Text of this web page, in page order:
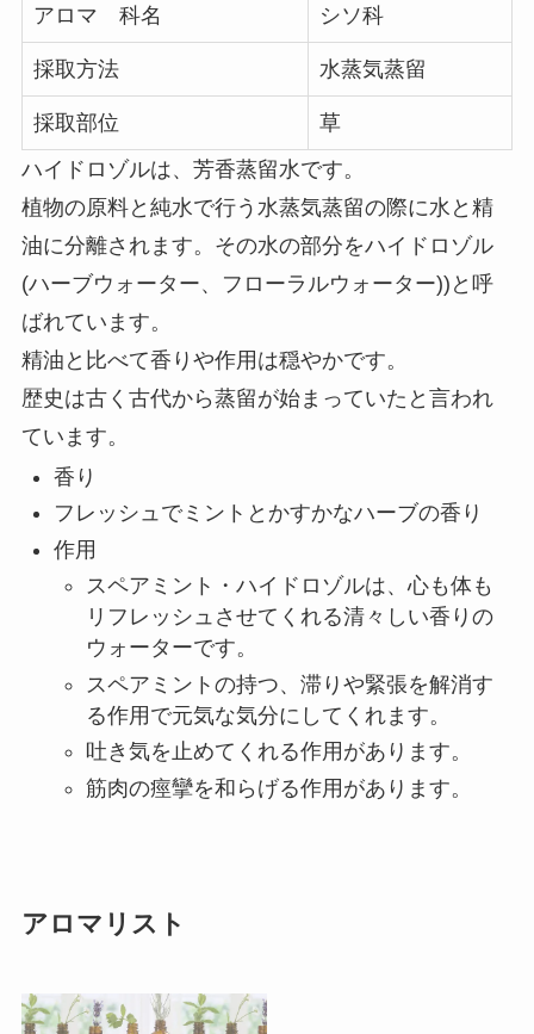
アロマ 科名 シソ科
採取方法 水蒸気蒸留
採取部位
草
ハイドロゾルは、芳香蒸留水です。
植物の原料と純水で行う水蒸気蒸留の際に水と精
油に分離されます。その水の部分をハイドロゾル
(ハーブウォーター、フローラルウォーター))と呼
ばれています。
精油と比べて香りや作用は穏やかです。
歴史は古く古代から蒸留が始まっていたと言われ
ています。
香り
フレッシュでミントとかすかなハーブの香り
作用
スペアミント・ハイドロゾルは、心も体も
リフレッシュさせてくれる清々しい香りの
ウォーターです。
スペアミントの持つ、滞りや緊張を解消す
る作用で元気な気分にしてくれます。
吐き気を止めてくれる作用があります。
筋肉の痙攣を和らげる作用があります。
アロマリスト